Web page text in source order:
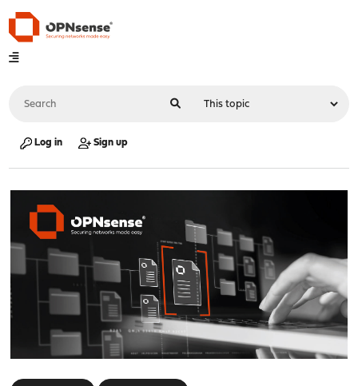
Log in Sign up